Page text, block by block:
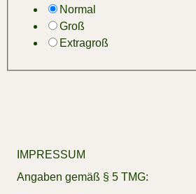
Normal
Groß
Extragroß
IM­PRES­SUM
An­ga­ben ge­mäß § 5 TMG: